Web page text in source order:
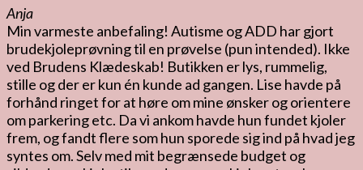
Anja
Min varmeste anbefaling! Autisme og ADD har gjort
brudekjoleprøvning til en prøvelse (pun intended). Ikke
ved Brudens Klædeskab! Butikken er lys, rummelig,
stille og der er kun én kunde ad gangen. Lise havde på
forhånd ringet for at høre om mine ønsker og orientere
om parkering etc. Da vi ankom havde hun fundet kjoler
frem, og fandt flere som hun sporede sig ind på hvad jeg
syntes om. Selv med mit begrænsede budget og